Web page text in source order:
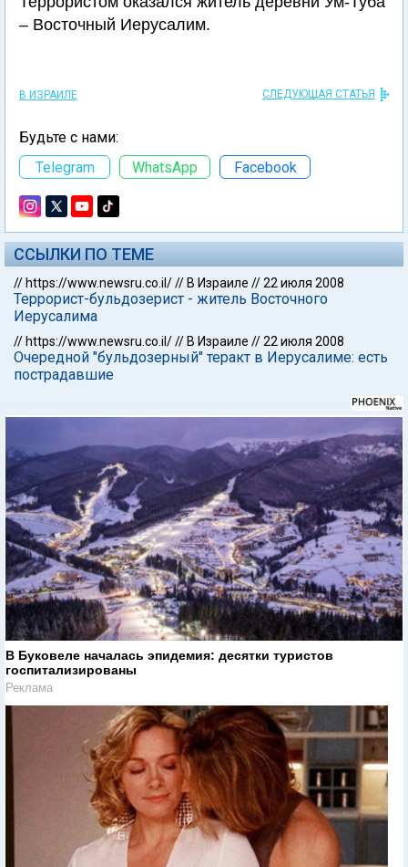
– Восточный Иерусалим.
В ИЗРАИЛЕ СЛЕДУЮЩАЯ СТАТЬЯ
Будьте с нами:
Telegram
WhatsApp Facebook
ССЫЛКИ ПО ТЕМЕ
// https://www.newsru.co.il/// В Израиле //22 июля 2008
Террорист-бульдозерист - житель Восточного
Иерусалима
// https://www.newsru.co.il/// В Израиле //22 июля 2008
Очередной "бульдозерный" теракт в Иерусалиме: есть
пострадавшие
В Буковеле началась эпидемия: десятки туристов
госпитализированы
Реклама